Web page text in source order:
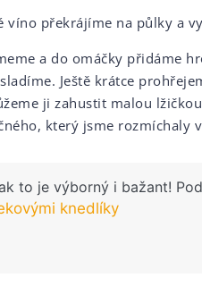
víno překrájíme na půlky a
a do omáčky přidáme
Ještě krátce
ji zahustit malou
který jsme rozmíchaly
to je výborný i bažant!
knedlíky